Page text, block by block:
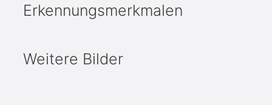
Erkennungsmerkmalen
Weitere Bilder